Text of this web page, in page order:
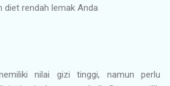
diet rendah lemak Anda
nilai gizi tinggi, namun perlu